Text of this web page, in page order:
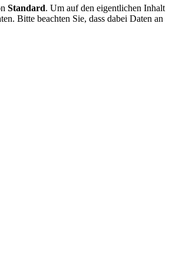
Standard. Um auf den eigentlichen Inhalt
Bitte beachten Sie, dass dabei Daten an